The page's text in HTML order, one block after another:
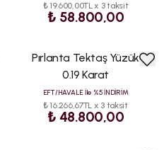
₺ 19.600,00TL x 3 taksit
₺ 58.800,00
Pırlanta Tektaş Yüzük
0.19 Karat
EFT/HAVALE İle %5 İNDİRİM
₺ 16.266,67TL x 3 taksit
₺ 48.800,00